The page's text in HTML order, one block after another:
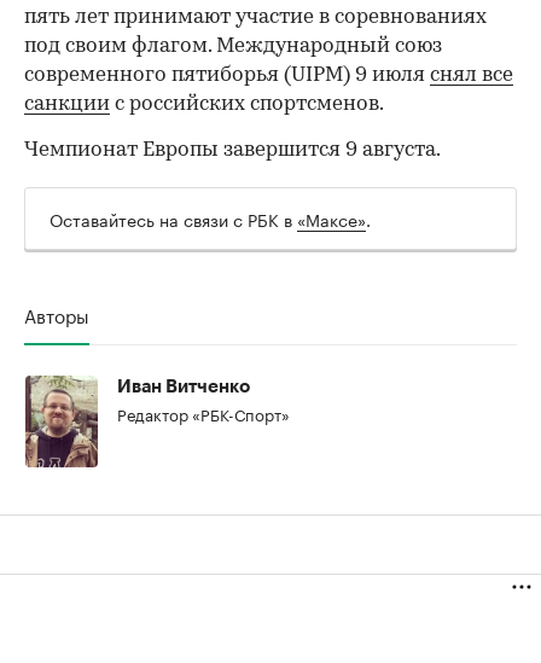
00:00 / 00:00
пять лет принимают участие в соревнованиях
под своим флагом. Международный союз
современного пятиборья (UIPM) 9 июля снял все
санкции с российских спортсменов.
Чемпионат Европы завершится 9 августа.
Оставайтесь на связи с РБК в «Максе».
Авторы
Иван Витченко
Редактор «РБК-Спорт»